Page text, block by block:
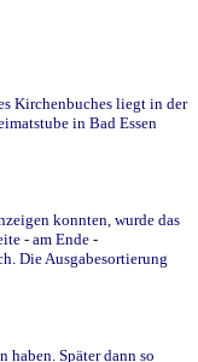
Kirchenbuches liegt in der
in Bad Essen
konnten, wurde das
- am Ende -
Die Ausgabesortierung
haben. Später dann so